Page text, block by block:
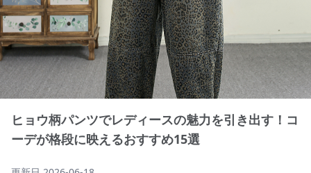
ヒョウ柄パンツでレディースの魅力を引き出す！コ
ーデが格段に映えるおすすめ15選